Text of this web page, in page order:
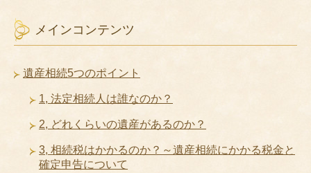
メインコンテンツ
遺産相続5つのポイント
1, 法定相続人は誰なのか？
2, どれくらいの遺産があるのか？
3, 相続税はかかるのか？～遺産相続にかかる税金と
確定申告について